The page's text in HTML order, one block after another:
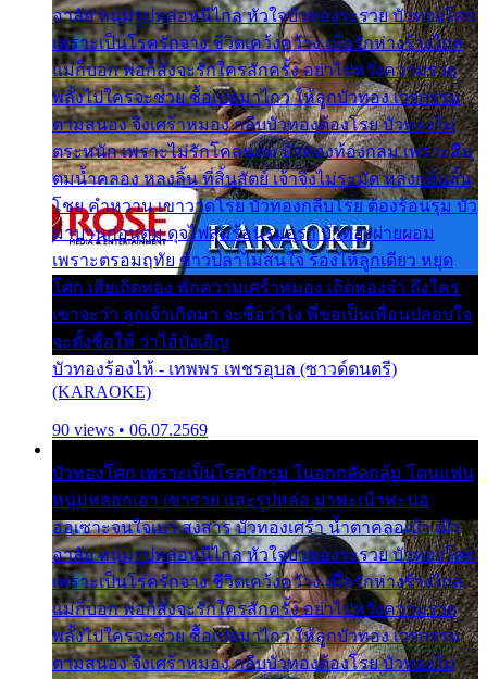
อาลัย หนุ่มรูปหล่อหนีไกล หัวใจบัวทองระรวย บัวทองโศก
เพราะเป็นโรครักจาง ชีวิตเคว้งคว้าง เมื่อรักห่างร้างไกล
แม่ก็บอก พ่อก็สั่งจะรักใครสักครั้ง อย่าไปหวังความรวย
พลั้งไปใครจะช่วย ซื้อเปลมาไกว ให้ลูกบัวทอง เวรกรรม
ตามสนอง จึงเศร้าหมอง กลีบบัวทองต้องโรย บัวทองไม่
ตระหนัก เพราะไม่รักโคลนตม บัวทองท้องกลม เพราะลืม
ตมน้ำคลอง หลงลิ้น ที่สิ้นสัตย์ เจ้าจึงไม่ระมัด หลงกลิ่นลิ้น
โชย คำหวาน เขาวาดโรย บัวทองกลีบโรย ต้องร้อนรุม บัว
มาบานก่อนตูม ดุจไฟสุมร้อนรุมอุรา บัวทองผ่ายผอม
เพราะตรอมฤทัย ข้าวปลาไม่สนใจ ร้องไห้ลูกเดียว หยุด
โศก เสียเถิดทอง พักความเศร้าหมอง เถิดทองจ๋า ถึงใคร
เขาจะว่า ลูกเจ้าเกิดมา จะชื่อว่าไง พี่ขอเป็นเพื่อนปลอบใจ
จะตั้งชื่อให้ ว่าไอ้บังเอิญ
บัวทองร้องไห้ - เทพพร เพชรอุบล (ซาวด์ดนตรี)
(KARAOKE)
90 views • 06.07.2569
บัวทองโศก เพราะเป็นโรครักรุม ในอกกลัดกลุ้ม โดนแฟน
หนุ่มหลอกเอา เขารวย และรูปหล่อ มาพะเน้าพะนอ
ออเซาะจนใจเบา สงสาร บัวทองเศร้า น้ำตาคลอเบ้า เฝ้า
อาลัย หนุ่มรูปหล่อหนีไกล หัวใจบัวทองระรวย บัวทองโศก
เพราะเป็นโรครักจาง ชีวิตเคว้งคว้าง เมื่อรักห่างร้างไกล
แม่ก็บอก พ่อก็สั่งจะรักใครสักครั้ง อย่าไปหวังความรวย
พลั้งไปใครจะช่วย ซื้อเปลมาไกว ให้ลูกบัวทอง เวรกรรม
ตามสนอง จึงเศร้าหมอง กลีบบัวทองต้องโรย บัวทองไม่